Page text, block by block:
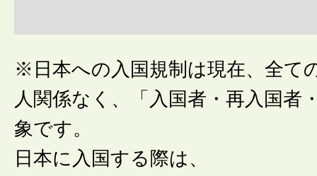
※日本への入国規制は現在、全て
人関係なく、「入国者・再入国者
象です。
日本に入国する際は、